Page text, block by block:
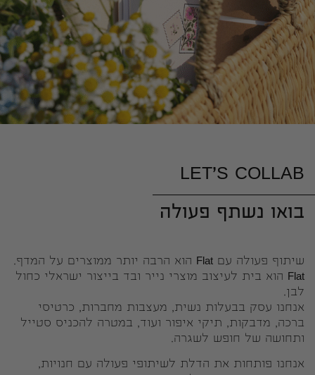
LET'S COLLAB
בואו נשתף פעולה
שיתוף פעולה עם Flat הוא הרבה יותר ממוצרים על המדף.
Flat הוא בית לעיצוב מוצרי נייר ובד בייצור ישראלי כחול
לבן.
אנחנו עסק בבעלות נשית, מעצבות מחברות, כרטיסי
ברכה, מדבקות, תיקי איפור ועוד, במטרה להכניס סטייל
ותחושה של חופש לשגרה.
אנחנו פותחות את הדלת לשיתופי פעולה עם חנויות,